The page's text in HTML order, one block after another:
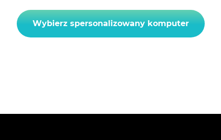
Wybierz spersonalizowany komputer